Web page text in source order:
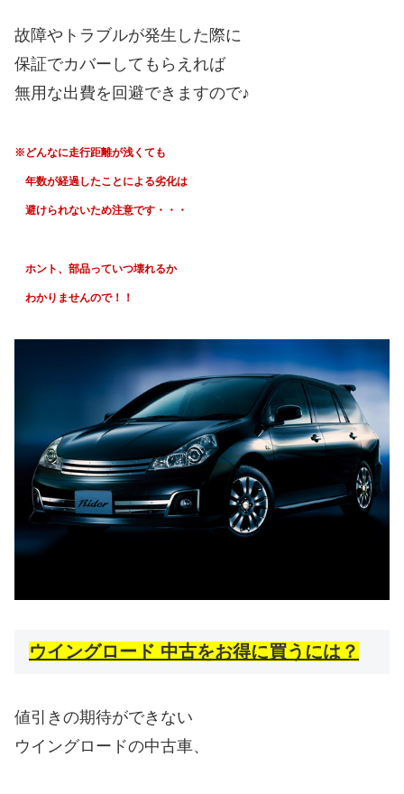
故障やトラブルが発生した際に
保証でカバーしてもらえれば
無用な出費を回避できますので♪
※どんなに走行距離が浅くても
年数が経過したことによる劣化は
避けられないため注意です・・・
ホント、部品っていつ壊れるか
わかりませんので！！
ウイングロード 中古をお得に買うには？
値引きの期待ができない
ウイングロードの中古車、